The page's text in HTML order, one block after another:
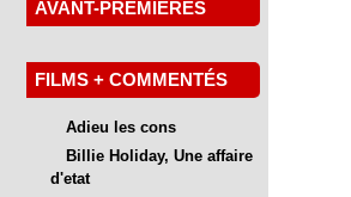
AVANT-PREMIÈRES
FILMS + COMMENTÉS
Adieu les cons
Billie Holiday, Une affaire
d'etat